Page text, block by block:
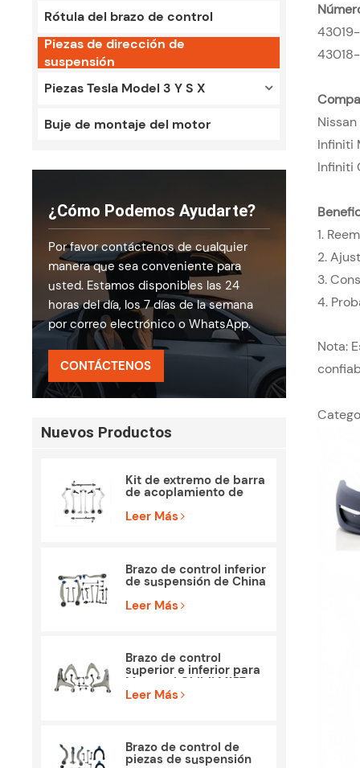
Rótula del brazo de control
Piezas de dirección de
suspensión
Piezas Tesla Model 3 Y S X
Buje de montaje del motor
¿Cómo Podemos Ayudarte?
Por favor contáctenos de cualquier
manera que sea conveniente para
usted. Estamos disponibles las 24
horas del día, los 7 días de la semana
por correo electrónico o WhatsApp.
CONTÁCTENOS
Nuevos Productos
Kit de extremo de barra
de acoplamiento de
brazo de control de
piezas de suspensión
Leer Más
Brazo de control inferior
de suspensión de China
para Mercedes Benz
W212 S212
Leer Más
Brazo de control
superior e inferior para
Maserati Ghibli M157
Piezas
Leer Más
Brazo de control de
piezas de suspensión
Infiniti
Infiniti
1.
2.
3.
4.
Nota: